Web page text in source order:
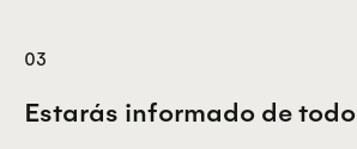
03
Estarás informado de todo